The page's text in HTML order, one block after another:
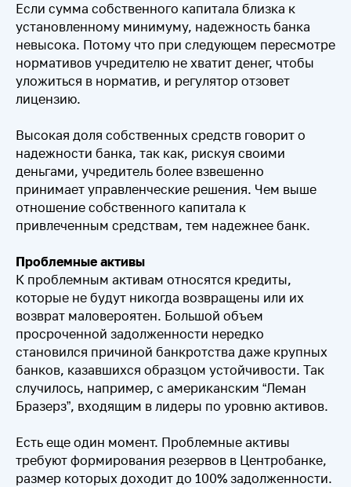
Если сумма собственного капитала близка к
установленному минимуму, надежность банка
невысока. Потому что при следующем пересмотре
нормативов учредителю не хватит денег, чтобы
уложиться в норматив, и регулятор отзовет
лицензию.
Высокая доля собственных средств говорит о
надежности банка, так как, рискуя своими
деньгами, учредитель более взвешенно
принимает управленческие решения. Чем выше
отношение собственного капитала к
привлеченным средствам, тем надежнее банк.
Проблемные активы
К проблемным активам относятся кредиты,
которые не будут никогда возвращены или их
возврат маловероятен. Большой объем
просроченной задолженности нередко
становился причиной банкротства даже крупных
банков, казавшихся образцом устойчивости. Так
случилось, например, с американским “Леман
Бразерз”, входящим в лидеры по уровню активов.
Есть еще один момент. Проблемные активы
требуют формирования резервов в Центробанке,
размер которых доходит до 100% задолженности.